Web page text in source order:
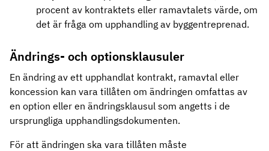
procent av kontraktets eller ramavtalets värde, om
det är fråga om upphandling av byggentreprenad.
Ändrings- och optionsklausuler
En ändring av ett upphandlat kontrakt, ramavtal eller
koncession kan vara tillåten om ändringen omfattas av
en option eller en ändringsklausul som angetts i de
ursprungliga upphandlingsdokumenten.
För att ändringen ska vara tillåten måste